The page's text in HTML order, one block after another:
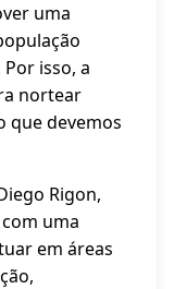
uma
isso, a
nortear
que devemos
Rigon,
uma
em áreas